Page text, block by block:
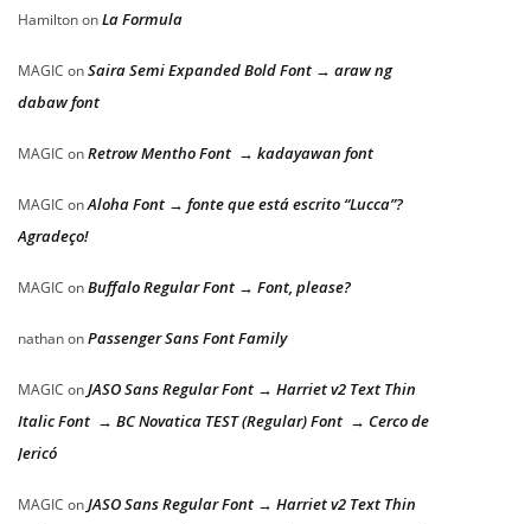
HamiltononLa Formula
MAGIC onSaira Semi Expanded Bold Font → araw ng
dabaw font
MAGIC onRetrow Mentho Font → kadayawan font
MAGIC onAloha Font → fonte que está escrito “Lucca”?
Agradeço!
MAGIC onBuffalo Regular Font → Font, please?
nathanonPassenger Sans Font Family
MAGIC onJASO Sans Regular Font → Harriet v2 Text Thin
Italic Font → BC Novatica TEST (Regular) Font → Cerco de
Jericó
MAGIC onJASO Sans Regular Font → Harriet v2 Text Thin